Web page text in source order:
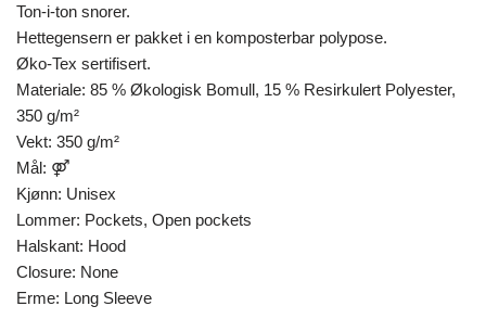
Ton-i-ton snorer.
Hettegensern er pakket i en komposterbar polypose.
Øko-Tex sertifisert.
Materiale: 85 % Økologisk Bomull, 15 % Resirkulert Polyester,
350 g/m²
Vekt: 350 g/m²
Mål: ⚤
Kjønn: Unisex
Lommer: Pockets, Open pockets
Halskant: Hood
Closure: None
Erme: Long Sleeve